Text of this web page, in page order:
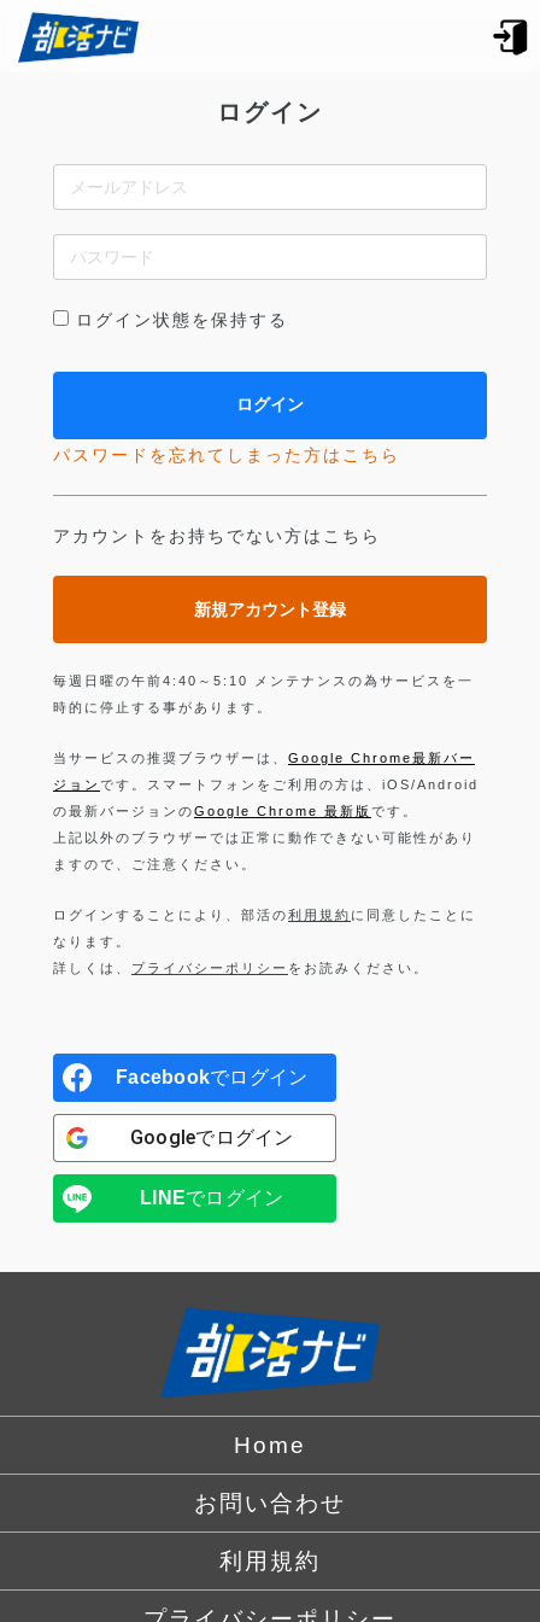
ログイン
ログイン状態を保持する
パスワードを忘れてしまった方はこちら
アカウントをお持ちでない方はこちら
新規アカウント登録
毎週日曜の午前4:40～5:10 メンテナンスの為サービスを一
時的に停止する事があります。
当サービスの推奨ブラウザーは、 Google Chrome最新バー
ジョン です。スマートフォンをご利用の方は、iOS/Android
の最新バージョンのGoogle Chrome 最新版 です。
上記以外のブラウザーでは正常に動作できない可能性があり
ますので、ご注意ください。
ログインすることにより、部活の利用規約 に同意したことに
なります。
詳しくは、 プライバシーポリシー をお読みください。
Facebookでログイン
Googleでログイン
LINEでログイン
Home
お問い合わせ
利用規約